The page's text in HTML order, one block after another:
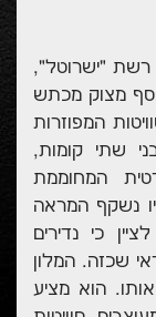
רשת "ישרוטל",
מצוק מכתש
המפוזרות
שתי קומות,
המחוממת
נשקף המראה
כי נדירים
שכזה. המלון
הוא מציע